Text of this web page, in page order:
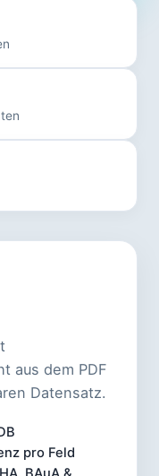
aus dem PDF
Datensatz.
pro Feld